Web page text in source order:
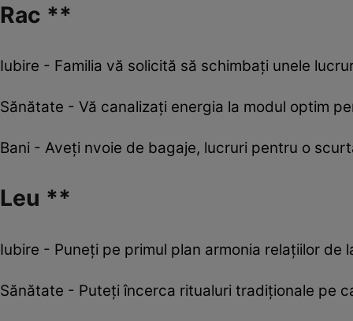
Rac **
Iubire - Familia vă solicită să schimbați unele
Sănătate - Vă canalizați energia la modul optim
Bani - Aveți nvoie de bagaje, lucruri pentru o
Leu **
Iubire - Puneți pe primul plan armonia relațiilor de
Sănătate - Puteți încerca ritualuri tradiționale pe